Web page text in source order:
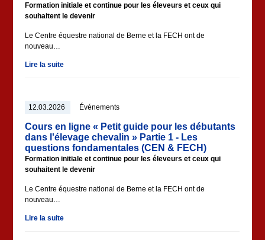
Formation initiale et continue pour les éleveurs et ceux qui
souhaitent le devenir
Le Centre équestre national de Berne et la FECH ont de
nouveau…
Lire la suite
12.03.2026 Événements
Cours en ligne « Petit guide pour les débutants
dans l'élevage chevalin » Partie 1 - Les
questions fondamentales (CEN & FECH)
Formation initiale et continue pour les éleveurs et ceux qui
souhaitent le devenir
Le Centre équestre national de Berne et la FECH ont de
nouveau…
Lire la suite